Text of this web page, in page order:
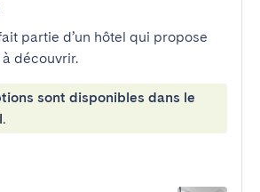
partie d’un hôtel qui propose
découvrir.
sont disponibles dans le